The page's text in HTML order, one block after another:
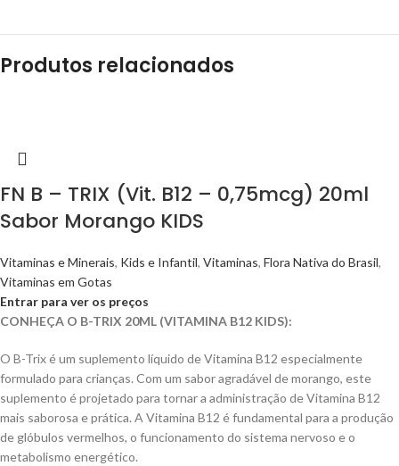
Produtos relacionados
FN B – TRIX (Vit. B12 – 0,75mcg) 20ml
Sabor Morango KIDS
Vitaminas e Minerais, Kids e Infantil, Vitaminas, Flora Nativa do Brasil,
Vitaminas em Gotas
Entrar para ver os preços
CONHEÇA O B-TRIX 20ML (VITAMINA B12 KIDS):
O B-Trix é um suplemento líquido de Vitamina B12 especialmente
formulado para crianças. Com um sabor agradável de morango, este
suplemento é projetado para tornar a administração de Vitamina B12
mais saborosa e prática. A Vitamina B12 é fundamental para a produção
de glóbulos vermelhos, o funcionamento do sistema nervoso e o
metabolismo energético.